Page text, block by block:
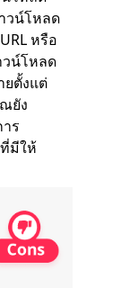
วน์โหลด
หรือ
น์โหลด
ตั้งแต่
ยัง
ร
มีให้